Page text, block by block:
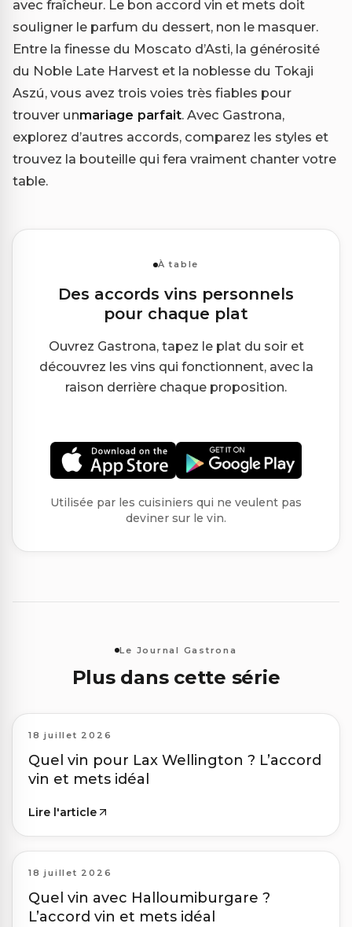
avec fraîcheur. Le bon accord vin et mets doit
souligner le parfum du dessert, non le masquer.
Entre la finesse du Moscato d’Asti, la générosité
du Noble Late Harvest et la noblesse du Tokaji
Aszú, vous avez trois voies très fiables pour
trouver unmariage parfait. Avec Gastrona,
explorez d’autres accords, comparez les styles et
trouvez la bouteille qui fera vraiment chanter votre
table.
À table
Des accords vins personnels
pour chaque plat
Ouvrez Gastrona, tapez le plat du soir et
découvrez les vins qui fonctionnent, avec la
raison derrière chaque proposition.
Utilisée par les cuisiniers qui ne veulent pas
deviner sur le vin.
Le Journal Gastrona
Plus dans cette série
18 juillet 2026
Quel vin pour Lax Wellington ? L’accord
vin et mets idéal
Lire l'article
18 juillet 2026
Quel vin avec Halloumiburgare ?
L’accord vin et mets idéal